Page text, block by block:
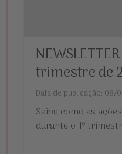
trimestre de
Data de publicação: 08/
Saiba como as
durante o 1º